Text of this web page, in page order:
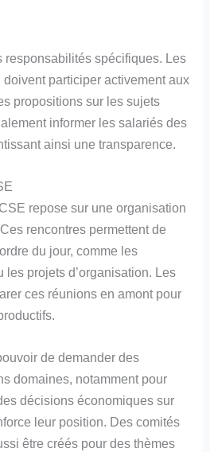
responsabilités spécifiques. Les
participer activement aux
propositions sur les sujets
informer les salariés des
ainsi une transparence.
repose sur une organisation
rencontres permettent de
du jour, comme les
les projets d’organisation. Les
ces réunions en amont pour
de demander des
domaines, notamment pour
décisions économiques sur
leur position. Des comités
être créés pour des thèmes